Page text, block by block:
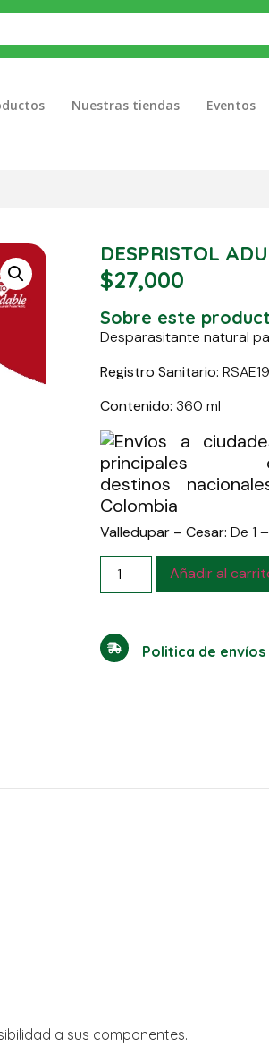
Nuestras tiendas Eventos
DESPRISTOL
$27,000
Sobre este
Desparasitante natural
Registro Sanitario:
Contenido: 360 ml
Valledupar – Cesar: De 1
Añadir al
Politica de
a sus componentes.